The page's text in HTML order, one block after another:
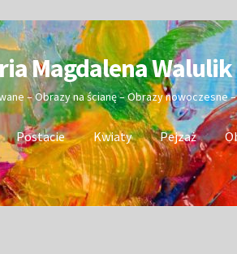
Magdalena Walulik
– Obrazy na ścianę – Obrazy nowoczesne
Postacie Kwiaty Pejzaż